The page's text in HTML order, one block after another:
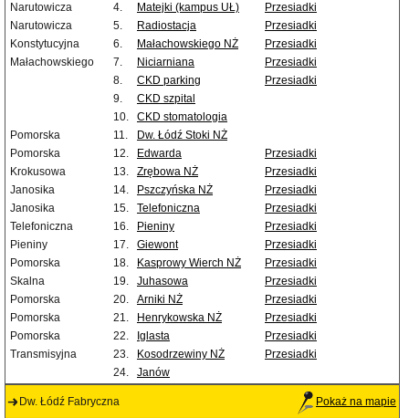
Narutowicza
4. Matejki (kampus UŁ)
Przesiadki
Narutowicza
5. Radiostacja
Przesiadki
Konstytucyjna
6. Małachowskiego NŻ
Przesiadki
Małachowskiego
7. Niciarniana
Przesiadki
8.
CKD parking
Przesiadki
9.
CKD szpital
10.
CKD stomatologia
Pomorska
11.
Dw. Łódź Stoki NŻ
Pomorska
12. Edwarda
Przesiadki
Krokusowa
13. Zrębowa NŻ
Przesiadki
Janosika
14. Pszczyńska NŻ
Przesiadki
Janosika
15. Telefoniczna
Przesiadki
Telefoniczna
16. Pieniny
Przesiadki
Pieniny
17. Giewont
Przesiadki
Pomorska
18. Kasprowy Wierch NŻ
Przesiadki
Skalna
19. Juhasowa
Przesiadki
Pomorska
20. Arniki NŻ
Przesiadki
Pomorska
21. Henrykowska NŻ
Przesiadki
Pomorska
22. Iglasta
Przesiadki
Transmisyjna
23. Kosodrzewiny NŻ
Przesiadki
24.
Janów
Dw. Łódź Fabryczna Pokaż na mapie